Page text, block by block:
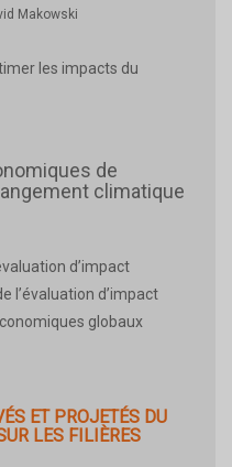
Makowski
les impacts du
de
climatique
d’impact
l’évaluation d’impact
globaux
ET PROJETÉS DU
LES FILIÈRES